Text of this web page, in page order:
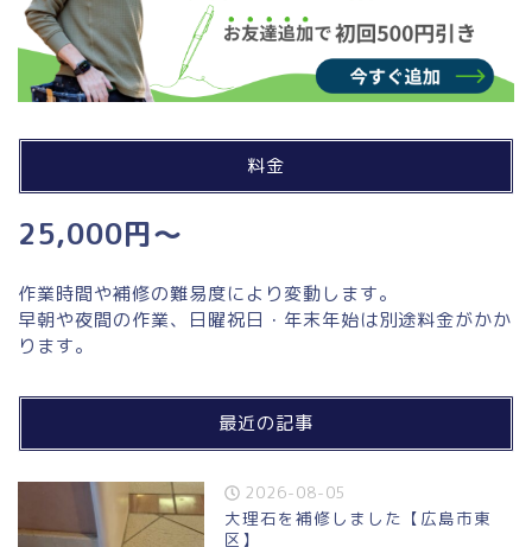
料金
25,000円～
作業時間や補修の難易度により変動します。
早朝や夜間の作業、日曜祝日・年末年始は別途料金がかか
ります。
最近の記事
2026-08-05
大理石を補修しました【広島市東
区】